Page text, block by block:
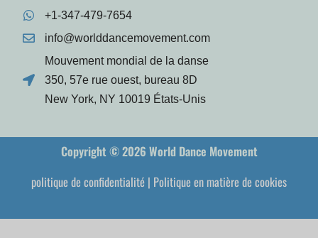
+1-347-479-7654
info@worlddancemovement.com
Mouvement mondial de la danse
350, 57e rue ouest, bureau 8D
New York, NY 10019 États-Unis
Copyright © 2026 World Dance Movement
politique de confidentialité | Politique en matière de cookies